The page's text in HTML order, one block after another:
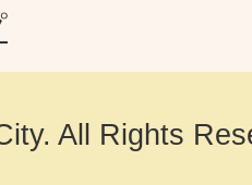
All Rights